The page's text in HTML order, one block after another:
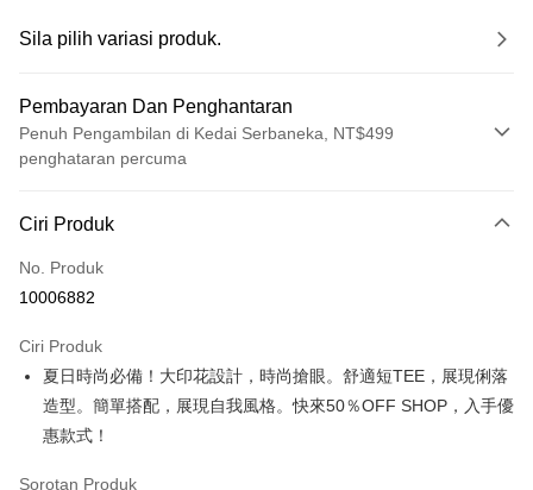
Sila pilih variasi produk.
Pembayaran Dan Penghantaran
Penuh Pengambilan di Kedai Serbaneka, NT$499
penghataran percuma
Kad Kredit (Bayaran Penuh)
Pengambilan di Kedai Serbaneka
Apple Pay
JKOPAY
Ciri Produk
No. Produk
10006882
Ciri Produk
夏日時尚必備！大印花設計，時尚搶眼。舒適短TEE，展現俐落
造型。簡單搭配，展現自我風格。快來50％OFF SHOP，入手優
惠款式！
Sorotan Produk